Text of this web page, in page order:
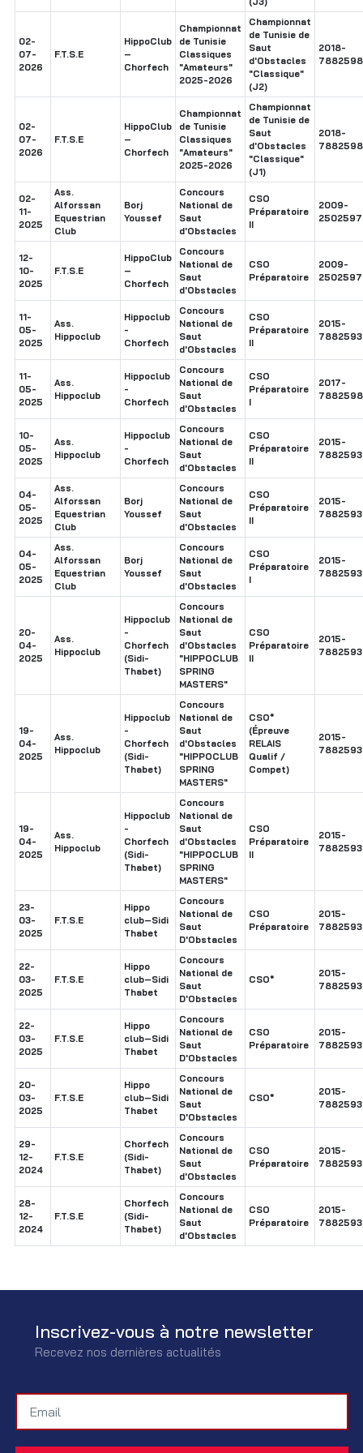
02-
07-
2026
F.T.S.E
HippoClub
–
Chorfech
Championnat
de Tunisie
Classiques
"Amateurs"
2025-2026
Championnat
de Tunisie de
Saut
d'Obstacles
"Classique"
(J2)
2018-
02-
07-
2026
F.T.S.E
HippoClub
–
Chorfech
Championnat
de Tunisie
Classiques
"Amateurs"
2025-2026
Championnat
de Tunisie de
Saut
d'Obstacles
"Classique"
(J1)
2018-
02-
11-
2025
Ass.
Alforssan
Equestrian
Club
Borj
Youssef
Concours
National de
Saut
d'Obstacles
CSO
Préparatoire
II
2009-
12-
10-
2025
F.T.S.E
HippoClub
–
Chorfech
Concours
National de
Saut
d'Obstacles
CSO
Préparatoire
2009-
11-
05-
2025
Ass.
Hippoclub
Hippoclub
-
Chorfech
Concours
National de
Saut
d'Obstacles
CSO
Préparatoire
II
2015-
11-
05-
2025
Ass.
Hippoclub
Hippoclub
-
Chorfech
Concours
National de
Saut
d'Obstacles
CSO
Préparatoire
I
2017-
10-
05-
2025
Ass.
Hippoclub
Hippoclub
-
Chorfech
Concours
National de
Saut
d'Obstacles
CSO
Préparatoire
II
2015-
04-
05-
2025
Ass.
Alforssan
Equestrian
Club
Borj
Youssef
Concours
National de
Saut
d'Obstacles
CSO
Préparatoire
II
2015-
04-
05-
2025
Ass.
Alforssan
Equestrian
Club
Borj
Youssef
Concours
National de
Saut
d'Obstacles
CSO
Préparatoire
I
2015-
20-
04-
2025
Ass.
Hippoclub
Hippoclub
-
Chorfech
(Sidi-
Thabet)
Concours
National de
Saut
d'Obstacles
"HIPPOCLUB
SPRING
MASTERS"
CSO
Préparatoire
II
2015-
19-
04-
2025
Ass.
Hippoclub
Hippoclub
-
Chorfech
(Sidi-
Thabet)
Concours
National de
Saut
d'Obstacles
"HIPPOCLUB
SPRING
MASTERS"
CSO*
(Épreuve
RELAIS
Qualif /
Compet)
2015-
19-
04-
2025
Ass.
Hippoclub
Hippoclub
-
Chorfech
(Sidi-
Thabet)
Concours
National de
Saut
d'Obstacles
"HIPPOCLUB
SPRING
MASTERS"
CSO
Préparatoire
II
2015-
23-
03-
2025
F.T.S.E
Hippo
club–Sidi
Thabet
Concours
National de
Saut
D'Obstacles
CSO
Préparatoire
2015-
22-
03-
2025
F.T.S.E
Hippo
club–Sidi
Thabet
Concours
National de
Saut
D'Obstacles
CSO*
2015-
22-
03-
2025
F.T.S.E
Hippo
club–Sidi
Thabet
Concours
National de
Saut
D'Obstacles
CSO
Préparatoire
2015-
20-
03-
2025
F.T.S.E
Hippo
club–Sidi
Thabet
Concours
National de
Saut
D'Obstacles
CSO*
2015-
29-
12-
2024
F.T.S.E
Chorfech
(Sidi-
Thabet)
Concours
National de
Saut
d'Obstacles
CSO
Préparatoire
2015-
28-
12-
2024
F.T.S.E
Chorfech
(Sidi-
Thabet)
Concours
National de
Saut
d'Obstacles
CSO
Préparatoire
2015-
Inscrivez-vous à notre newsletter
Recevez nos dernières actualités